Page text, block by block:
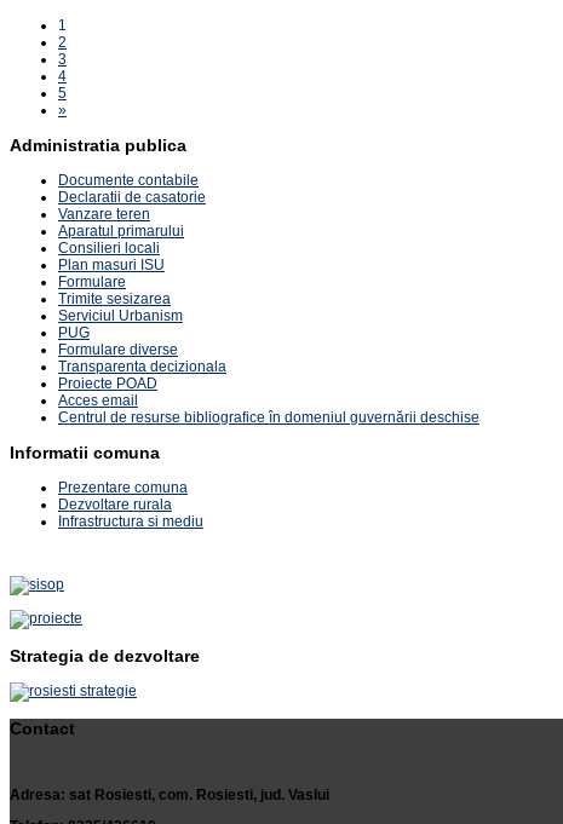
1
2
3
4
5
»
Administratia publica
Documente contabile
Declaratii de casatorie
Vanzare teren
Aparatul primarului
Consilieri locali
Plan masuri ISU
Formulare
Trimite sesizarea
Serviciul Urbanism
PUG
Formulare diverse
Transparenta decizionala
Proiecte POAD
Acces email
Centrul de resurse bibliografice în domeniul guvernării deschise
Informatii comuna
Prezentare comuna
Dezvoltare rurala
Infrastructura si mediu
Strategia de dezvoltare
Contact
Adresa: sat Rosiesti, com. Rosiesti, jud. Vaslui